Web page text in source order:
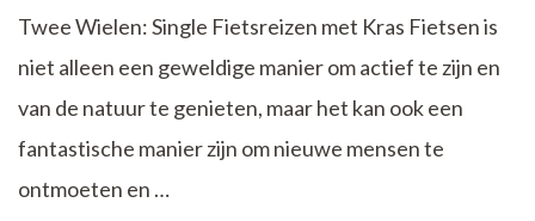
Twee Wielen: Single Fietsreizen met Kras Fietsen is
niet alleen een geweldige manier om actief te zijn en
van de natuur te genieten, maar het kan ook een
fantastische manier zijn om nieuwe mensen te
ontmoeten en …